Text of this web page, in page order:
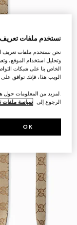
نستخدم ملفات تعريف
نحن نستخدم ملفات تعريف
وتحليل استخدام الموقع،
الخاص بنا على شبكات
الويب هذا، فإنك توافق
.لمزيد من المعلومات حول
الرجوع إلى سياسة ملفات
OK